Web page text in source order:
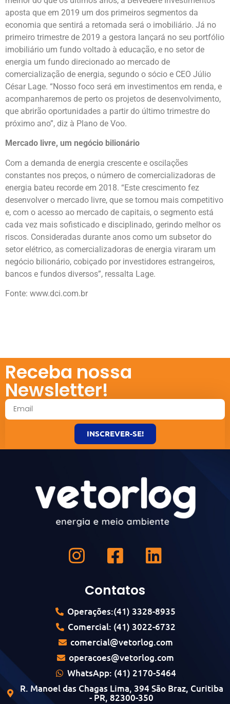
aposta que em 2019 um dos primeiros segmentos da
economia que sentirá a retomada será o imobiliário. Já no
primeiro trimestre de 2019 a gestora lançará no seu portfólio
imobiliário um fundo voltado à educação, e no setor de
energia um fundo direcionado ao mercado de
comercialização de energia, segundo o sócio e CEO Júlio
César Lage. “Nosso foco será em investimentos em renda, e
acompanharemos de perto os projetos de desenvolvimento,
que abrirão oportunidades a partir do último trimestre do
próximo ano”, diz à Plano de Voo.
Mercado livre, um negócio bilionário
Com a demanda de energia crescente e oscilações
constantes nos preços, o número de comercializadoras de
energia bateu recorde em 2018. “Este crescimento fez
desenvolver o mercado livre, que se tornou mais competitivo
e, com o acesso ao mercado de capitais, o segmento está
cada vez mais sofisticado e disciplinado, gerindo melhor os
riscos. Consideradas durante anos como um subsetor do
setor elétrico, as comercializadoras de energia viraram um
negócio bilionário, cobiçado por investidores estrangeiros,
bancos e fundos diversos”, ressalta Lage.
Fonte: www.dci.com.br
Receba nossa
Newsletter!
INSCREVER-SE!
Contatos
Operações:(41) 3328-8935
Comercial: (41) 3022-6732
comercial@vetorlog.com
operacoes@vetorlog.com
WhatsApp: (41) 2170-5464
R. Manoel das Chagas Lima, 394 São Braz, Curitiba
- PR, 82300-350